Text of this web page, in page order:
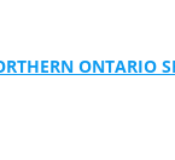
ONTARIO